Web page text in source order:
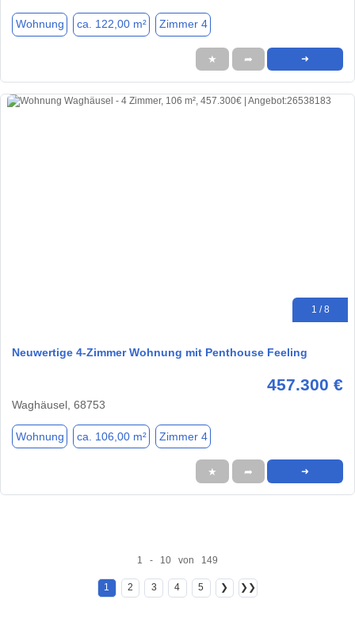
Wohnung ca. 122,00 m² Zimmer 4
★ ➦ ➜
1 / 8
Neuwertige 4-Zimmer Wohnung mit Penthouse Feeling
457.300 €
Waghäusel, 68753
Wohnung ca. 106,00 m² Zimmer 4
★ ➦ ➜
1 - 10 von 149
1 2 3 4 5 ❯ ❯❯